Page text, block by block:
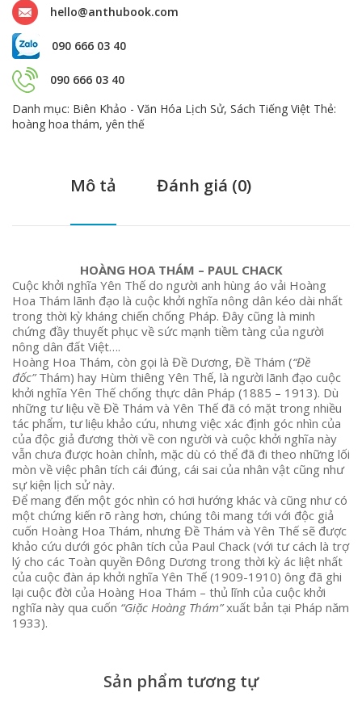
hello@anthubook.com
090 666 03 40
090 666 03 40
Danh mục: Biên Khảo - Văn Hóa Lịch Sử, Sách Tiếng Việt Thẻ:
hoàng hoa thám, yên thế
Mô tả Đánh giá (0)
HOÀNG HOA THÁM – PAUL CHACK
Cuộc khởi nghĩa Yên Thế do người anh hùng áo vải Hoàng
Hoa Thám lãnh đạo là cuộc khởi nghĩa nông dân kéo dài nhất
trong thời kỳ kháng chiến chống Pháp. Đây cũng là minh
chứng đầy thuyết phục về sức mạnh tiềm tàng của người
nông dân đất Việt….
Hoàng Hoa Thám, còn gọi là Đề Dương, Đề Thám (“Đề
đốc”Thám) hay Hùm thiêng Yên Thế, là người lãnh đạo cuộc
khởi nghĩa Yên Thế chống thực dân Pháp (1885 – 1913). Dù
những tư liệu về Đề Thám và Yên Thế đã có mặt trong nhiều
tác phẩm, tư liệu khảo cứu, nhưng việc xác định góc nhìn của
của độc giả đương thời về con người và cuộc khởi nghĩa này
vẫn chưa được hoàn chỉnh, mặc dù có thể đã đi theo những lối
mòn về việc phân tích cái đúng, cái sai của nhân vật cũng như
sự kiện lịch sử này.
Để mang đến một góc nhìn có hơi hướng khác và cũng như có
một chứng kiến rõ ràng hơn, chúng tôi mang tới với độc giả
cuốn Hoàng Hoa Thám, nhưng Đề Thám và Yên Thế sẽ được
khảo cứu dưới góc phân tích của Paul Chack (với tư cách là trợ
lý cho các Toàn quyền Đông Dương trong thời kỳ ác liệt nhất
của cuộc đàn áp khởi nghĩa Yên Thế (1909-1910) ông đã ghi
lại cuộc đời của Hoàng Hoa Thám – thủ lĩnh của cuộc khởi
nghĩa này qua cuốn “Giặc Hoàng Thám”xuất bản tại Pháp năm
1933).
Sản phẩm tương tự